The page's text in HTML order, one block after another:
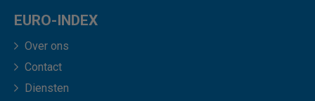
EURO-INDEX
Over ons
Contact
Diensten